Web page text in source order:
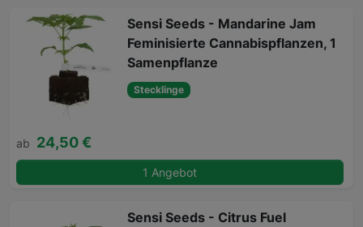
Sensi Seeds - Mandarine Jam
Feminisierte Cannabispflanzen, 1
Samenpflanze
Stecklinge
ab 24,50 €
1 Angebot
Sensi Seeds - Citrus Fuel